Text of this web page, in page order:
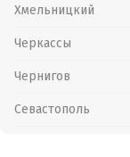
Хмельницкий
Черкассы
Чернигов
Севастополь